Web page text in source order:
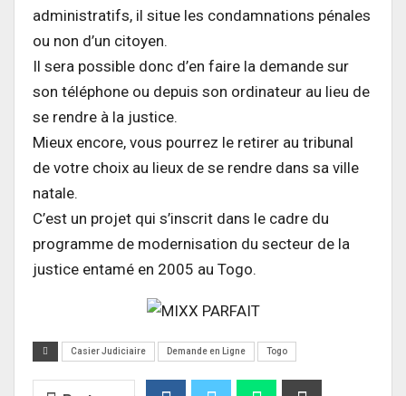
administratifs, il situe les condamnations pénales
ou non d’un citoyen.
Il sera possible donc d’en faire la demande sur
son téléphone ou depuis son ordinateur au lieu de
se rendre à la justice.
Mieux encore, vous pourrez le retirer au tribunal
de votre choix au lieux de se rendre dans sa ville
natale.
C’est un projet qui s’inscrit dans le cadre du
programme de modernisation du secteur de la
justice entamé en 2005 au Togo.
Casier Judiciaire Demande en Ligne Togo